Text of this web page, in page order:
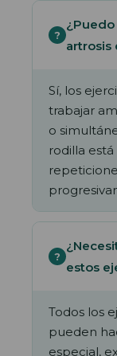
artrosis
Sí, los
trabajar
o
rodilla
estos
Todos los
pueden
especial,